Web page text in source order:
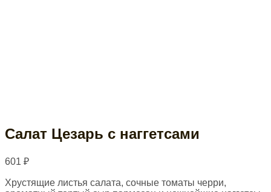
Салат Цезарь с наггетсами
601 ₽
Хрустящие листья салата, сочные томаты черри,